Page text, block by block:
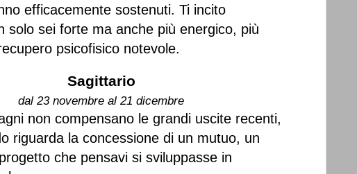
efficacemente sostenuti. Ti incito
solo sei forte ma anche più energico, più
psicofisico notevole.
Sagittario
dal 23 novembre al 21 dicembre
non compensano le grandi uscite recenti,
riguarda la concessione di un mutuo, un
che pensavi si sviluppasse in